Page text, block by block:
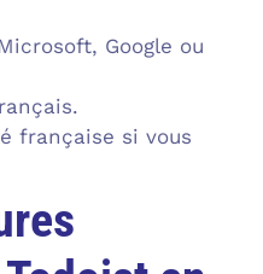
Google ou
française si vous